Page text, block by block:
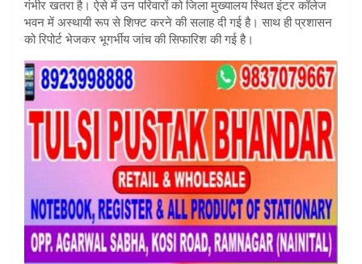
गंभीर खतरा है। ऐसे में उन परिवारों को जिला मुख्यालय स्थित इंटर कॉलेज
भवन में अस्थायी रूप से शिफ्ट करने की सलाह दी गई है। साथ ही प्रशासन
को रिपोर्ट भेजकर भूगर्भीय जांच की सिफारिश की गई है।